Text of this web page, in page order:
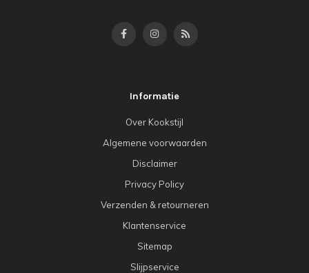
Informatie
Over Kookstijl
Algemene voorwaarden
Disclaimer
Privacy Policy
Verzenden & retourneren
Klantenservice
Sitemap
Slijpservice